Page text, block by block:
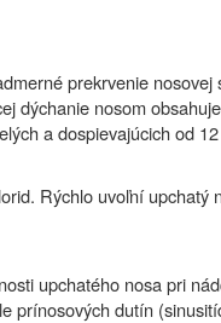
prekrvenie
dýchanie nosom
a dospievajúcich od
Rýchlo uvoľní upchatý
upchatého nosa pri
prínosových dutín